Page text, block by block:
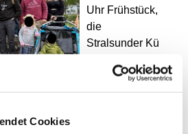
Cookies
Uhr Frühstück,
die
Stralsunder Kü
checkten auch
Putbus aus begann das
erwarteten uns schon.